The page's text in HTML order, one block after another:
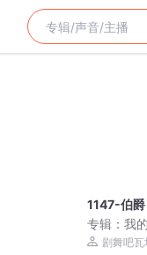
1147-伯爵
专辑：我
3D精品多
剧舞吧瓦